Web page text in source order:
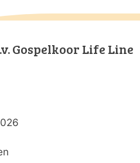
Gospelkoor Life Line